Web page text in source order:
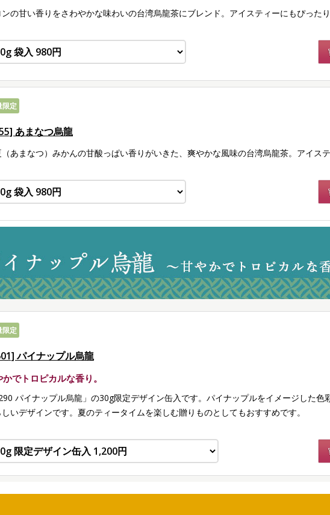
の甘い香りをさわやかな味わいの台湾烏龍茶にブレンド。アイスティーにもぴったり
限定
あまなつ烏龍
あまなつ）みかんの甘酸っぱい香りがいきた、爽やかな風味の台湾烏龍茶。アイステ
限定
パイナップル烏龍
でトロピカルな香り。
パイナップル烏龍」の30g限定デザイン缶入です。パイナップルをイメージした色
いデザインです。夏のティータイムを楽しむ贈りものとしてもおすすめです。